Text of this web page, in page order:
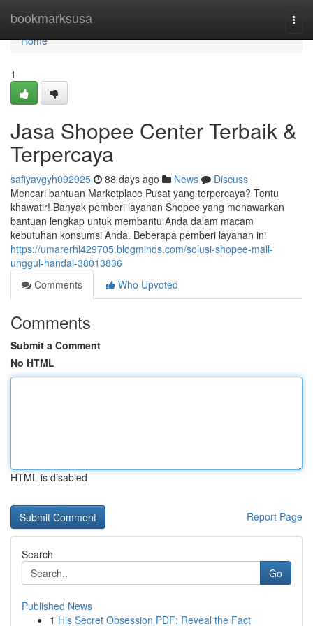
bookmarksusa
Home
Home
1
Jasa Shopee Center Terbaik &
Terpercaya
safiyavgyh092925 88 days ago News
Discuss
Mencari bantuan Marketplace Pusat yang terpercaya? Tentu
khawatir! Banyak pemberi layanan Shopee yang menawarkan
bantuan lengkap untuk membantu Anda dalam macam
kebutuhan konsumsi Anda. Beberapa pemberi layanan ini
https://umarerhl429705.blogminds.com/solusi-shopee-mall-
unggul-handal-38013836
Comments
Who Upvoted
Comments
Submit a Comment
No HTML
HTML is disabled
Report Page
Search
Go
Published News
1 His Secret Obsession PDF: Reveal the Fact